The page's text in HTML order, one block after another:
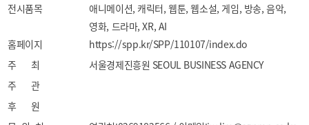
전시품목
애니메이션, 캐릭터, 웹툰, 웹소설, 게임, 방송, 음악,
영화, 드라마, XR, AI
홈페이지
https://spp.kr/SPP/110107/index.do
주 최
서울경제진흥원 SEOUL BUSINESS AGENCY
주 관
후 원